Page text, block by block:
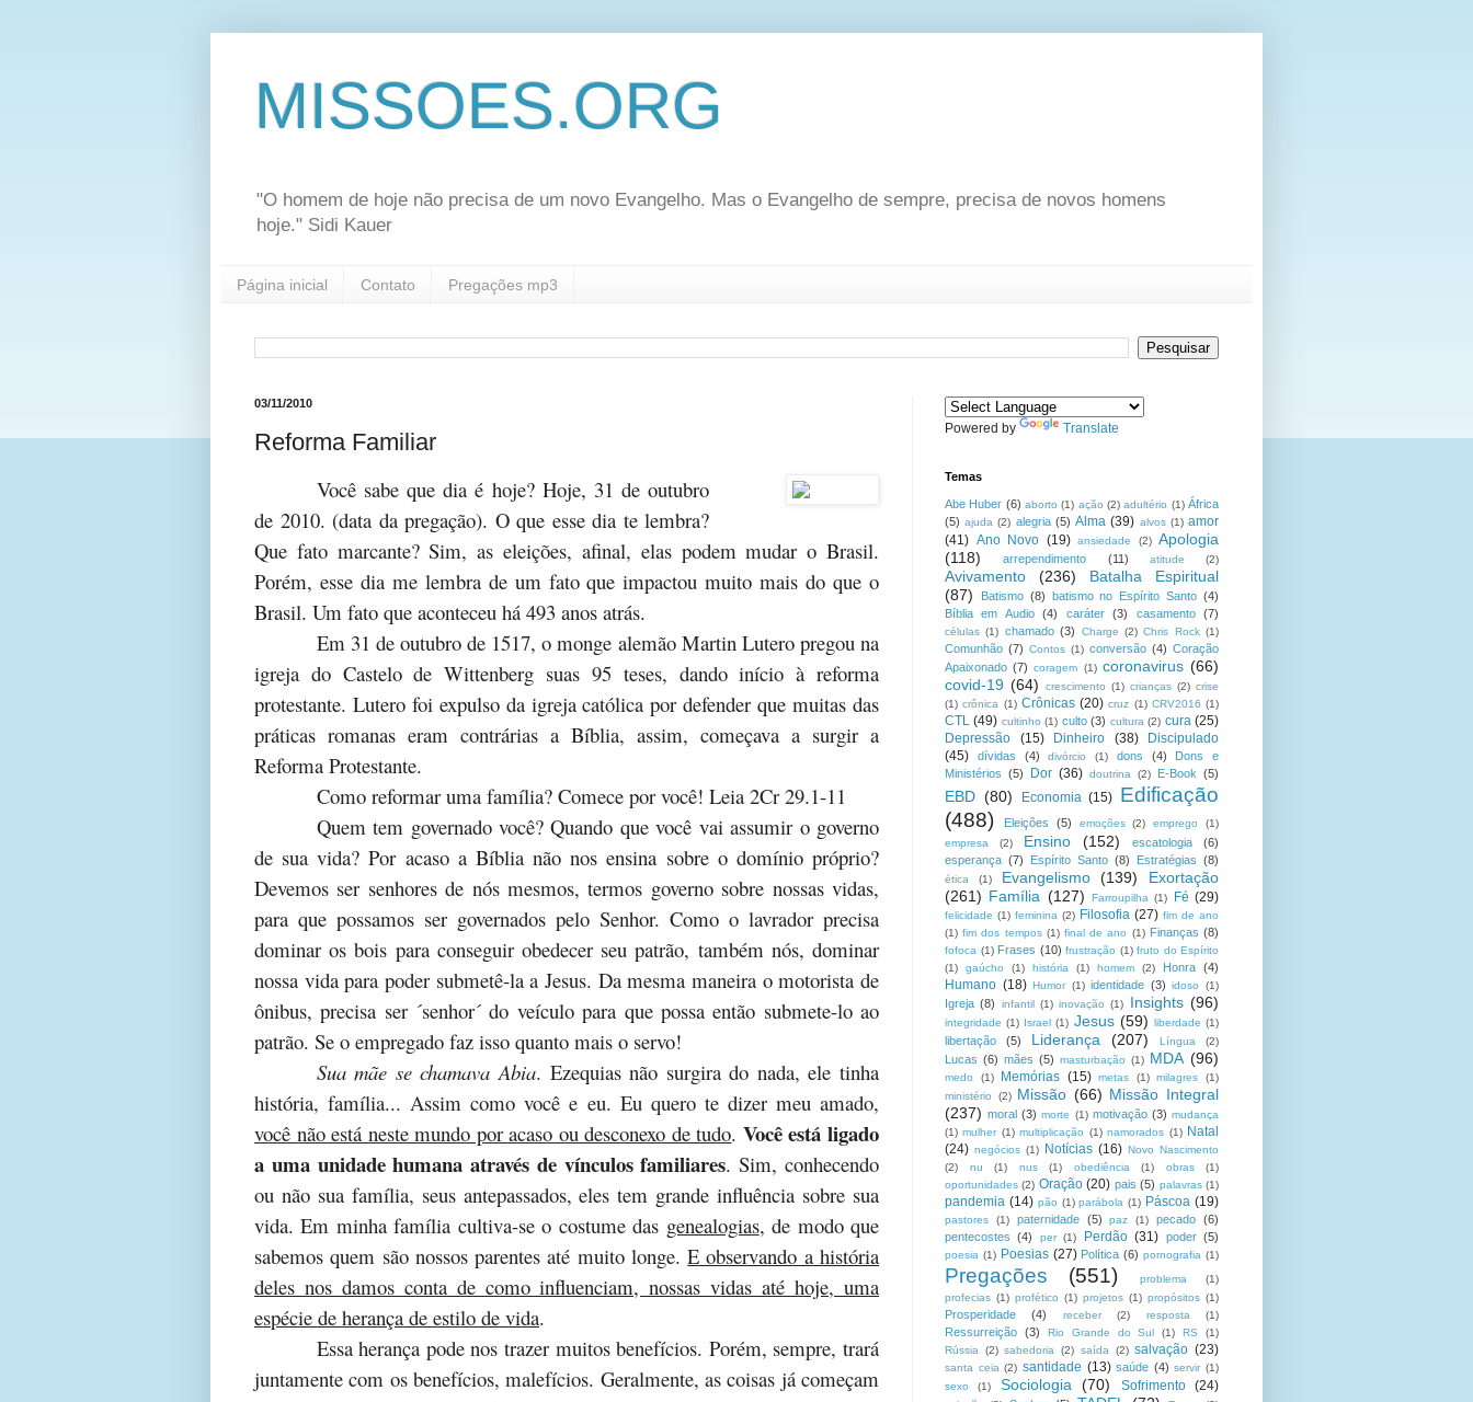
MISSOES.ORG
"O homem de hoje não precisa de um novo Evangelho. Mas o Evangelho de sempre, precisa de novos homens
hoje." Sidi Kauer
Página inicial Contato Pregações mp3
03/11/2010
Reforma Familiar
Você sabe que dia é hoje? Hoje, 31 de outubro
de 2010. (data da pregação). O que esse dia te lembra?
Que fato marcante? Sim, as eleições, afinal, elas podem mudar o Brasil.
Porém, esse dia me lembra de um fato que impactou muito mais do que o
Brasil. Um fato que aconteceu há 493 anos atrás.
Em 31 de outubro de 1517, o monge alemão Martin Lutero pregou na
igreja do Castelo de Wittenberg suas 95 teses, dando início à reforma
protestante. Lutero foi expulso da igreja católica por defender que muitas das
práticas romanas eram contrárias a Bíblia, assim, começava a surgir a
Reforma Protestante.
Como reformar uma família? Comece por você! Leia 2Cr 29.1-11
Quem tem governado você? Quando que você vai assumir o governo
de sua vida? Por acaso a Bíblia não nos ensina sobre o domínio próprio?
Devemos ser senhores de nós mesmos, termos governo sobre nossas vidas,
para que possamos ser governados pelo Senhor. Como o lavrador precisa
dominar os bois para conseguir obedecer seu patrão, também nós, dominar
nossa vida para poder submetê-la a Jesus. Da mesma maneira o motorista de
ônibus, precisa ser ´senhor´ do veículo para que possa então submete-lo ao
patrão. Se o empregado faz isso quanto mais o servo!
Sua mãe se chamava Abia. Ezequias não surgira do nada, ele tinha
história, família... Assim como você e eu. Eu quero te dizer meu amado,
você não está neste mundo por acaso ou desconexo de tudo. Você está ligado
a uma unidade humana através de vínculos familiares. Sim, conhecendo
ou não sua família, seus antepassados, eles tem grande influência sobre sua
vida. Em minha família cultiva-se o costume das genealogias, de modo que
sabemos quem são nossos parentes até muito longe.E observando a história
deles nos damos conta de como influenciam, nossas vidas até hoje, uma
espécie de herança de estilo de vida.
Essa herança pode nos trazer muitos benefícios. Porém, sempre, trará
juntamente com os benefícios, malefícios. Geralmente, as coisas já começam
Powered by Translate
Temas
Abe Huber (6) aborto (1) ação (2) adultério (1) África
(5) ajuda (2) alegria (5) Alma (39) alvos (1) amor
(41) Ano Novo (19) ansiedade (2) Apologia
(118)
arrependimento (11) atitude (2)
Avivamento (236)
Batalha Espiritual
(87)
Batismo (8) batismo no Espírito Santo (4)
Bíblia em Audio
(4) caráter (3) casamento (7)
células (1) chamado (3) Charge (2) Chris Rock (1)
Comunhão (7) Contos (1) conversão (4) Coração
Apaixonado (7) coragem (1) coronavirus (66)
covid-19 (64) crescimento (1) crianças (2) crise
(1) crônica (1) Crônicas (20) cruz (1) CRV2016 (1)
CTL (49) cultinho (1) culto (3) cultura (2) cura (25)
Depressão
(15) Dinheiro (38)
Discipulado
(45)
dívidas (4) divórcio (1) dons (4)
Dons e
Ministérios (5) Dor (36) doutrina (2) E-Book (5)
EBD (80) Economia (15) Edificação
(488)
Eleições (5) emoções (2) emprego
(1)
empresa
(2) Ensino (152) escatologia
(6)
esperança (7) Espírito Santo (8) Estratégias (8)
ética (1) Evangelismo (139)
Exortação
(261) Família (127) Farroupilha (1) Fé (29)
felicidade (1) feminina (2) Filosofia (27) fim de ano
(1) fim dos tempos (1) final de ano (1) Finanças (8)
fofoca (1) Frases (10) frustração (1) fruto do Espírito
(1)
gaúcho (1) história (1) homem (2) Honra (4)
Humano (18) Humor (1) identidade (3) idoso (1)
Igreja (8) infantil (1) inovação (1) Insights (96)
integridade (1) Israel (1) Jesus (59) liberdade (1)
libertação (5) Liderança (207) Língua (2)
Lucas (6) mães (5) masturbação (1) MDA (96)
medo (1) Memórias (15) metas (1) milagres
(1)
ministério
(2) Missão (66) Missão Integral
(237) moral (3) morte (1) motivação (3) mudança
(1) mulher (1) multiplicação (1) namorados (1) Natal
(24) negócios (1) Notícias (16) Novo Nascimento
(2)
nu (1) nus (1) obediência (1) obras
(1)
oportunidades (2) Oração (20) pais (5) palavras (1)
pandemia (14) pão (1) parábola (1) Páscoa (19)
pastores (1) paternidade (5) paz (1) pecado (6)
pentecostes
(4) per (1) Perdão (31) poder (5)
poesia (1) Poesias (27) Política (6) pornografia (1)
Pregações (551) problema
(1)
profecias (1) profético (1) projetos (1) propósitos (1)
Prosperidade (4) receber (2) resposta (1)
Ressurreição (3) Rio Grande do Sul (1) RS
(1)
Rússia
(2) sabedoria (2) saída (2) salvação (23)
santa ceia (2) santidade (13) saúde (4) servir (1)
sexo
(1) Sociologia (70) Sofrimento (24)